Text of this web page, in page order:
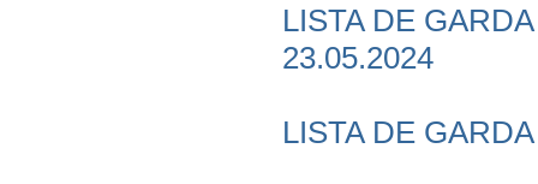
LISTA DE
23.05.2024
LISTA DE